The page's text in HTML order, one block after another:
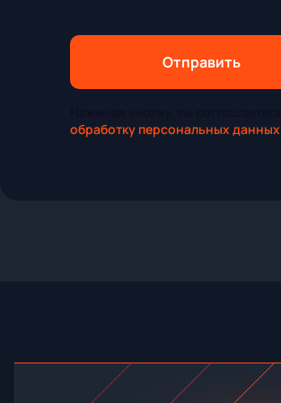
Отправить
обработку персональных данных